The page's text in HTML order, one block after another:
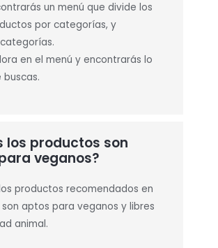
un menú que divide los
por categorías, y
en el menú y encontrarás lo
buscas.
los productos son
veganos?
productos recomendados en
aptos para veganos y libres
animal.